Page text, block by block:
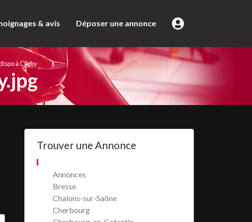
& avis Déposer une annonce
à Clichy
Trouver une Annonce
Annonces
Bresse
Chalons-sur-Saône
Cherbourg